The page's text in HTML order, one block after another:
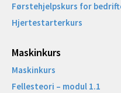
Førstehjelpskurs for
Hjertestarterkurs
Maskinkurs
Maskinkurs
Fellesteori – modul 1.1